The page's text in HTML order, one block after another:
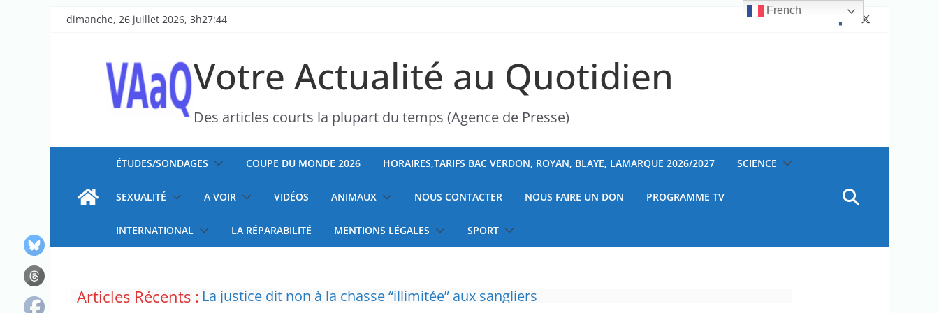
Passerdimanche, 26 juillet 2026, 3h27:44
Votre Actualité au Quotidien
Des articles courts la plupart du temps (Agence de Presse)
ÉTUDES/SONDAGES COUPE DU MONDE 2026 HORAIRES,TARIFS BAC VERDON, ROYAN, BLAYE, LAMARQUE 2026/2027 SCIENCE
SEXUALITÉ A VOIR VIDÉOS ANIMAUX NOUS CONTACTER NOUS FAIRE UN DON PROGRAMME TV
INTERNATIONAL LA RÉPARABILITÉ MENTIONS LÉGALES SPORT
Articles Récents : La justice dit non à la chasse “illimitée” aux sangliers
French